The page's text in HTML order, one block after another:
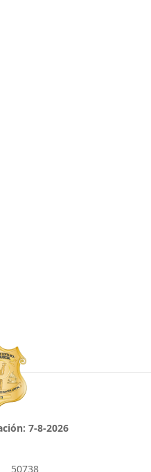
7-8-2026
50738